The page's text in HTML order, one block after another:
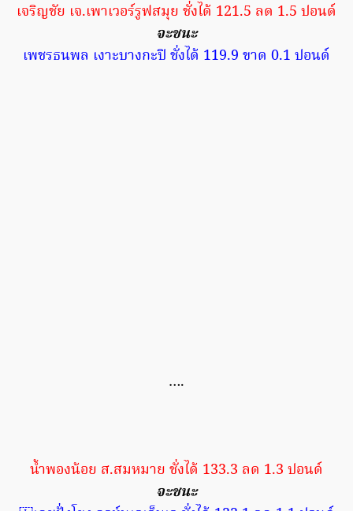
เจริญชัย เจ.เพาเวอร์รูฟสมุย ชั่งได้ 121.5 ลด 1.5 ปอนด์
จะชนะ
เพชรธนพล เงาะบางกะปิ ชั่งได้ 119.9 ขาด 0.1 ปอนด์
….
น้ำพองน้อย ส.สมหมาย ชั่งได้ 133.3 ลด 1.3 ปอนด์
จะชนะ